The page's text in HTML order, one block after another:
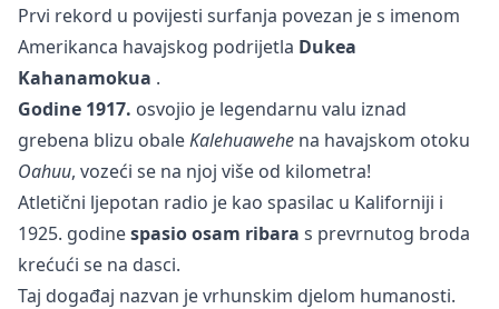
Prvi rekord u povijesti surfanja povezan je s imenom
Amerikanca havajskog podrijetla Dukea
Kahanamokua .
Godine 1917. osvojio je legendarnu valu iznad
grebena blizu obaleKalehuawehe na havajskom otoku
Oahuu, vozeći se na njoj više od kilometra!
Atletični ljepotan radio je kao spasilac u Kaliforniji i
1925. godinespasio osam ribara s prevrnutog broda
krećući se na dasci.
Taj događaj nazvan je vrhunskim djelom humanosti.